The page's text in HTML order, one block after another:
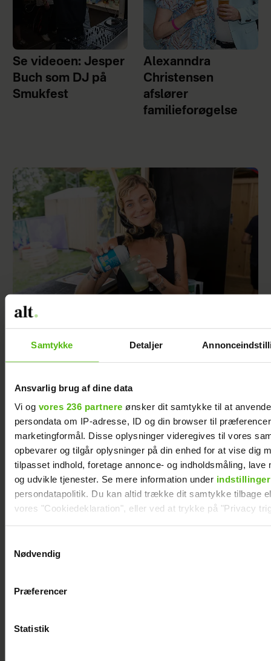
Samtykke Detaljer
Ansvarlig brug af dine data
Vi og vores 236 partnere ønsker dit samtykke til at
persondata om IP-adresse, ID og din browser til
marketingformål. Disse oplysninger videregives til vores
opbevarer og tilgår oplysninger på din enhed for at vise dig
tilpasset indhold, foretage annonce- og indholdsmåling, lave
og udvikle tjenester. Se mere information under indstillinger
persondatapolitik. Du kan altid trække dit samtykke tilbage
vores "Cookiedeklaration", eller ved at trykke på "Privacy
Vi anvender egne cookies og cookies fra tredjeparter til at
generere statistik og huske dine præferencer samt til brug
Nødvendig
Præferencer
Statistik
Se videoen: Jesper
Buch som DJ på
Smukfest
Alexanndra
Christensen
afslører
familieforøgelse
Sarah Grünewald om nyt TV 2-program: Vi
Se videoen: Simon Kvamm overrasker med
særlig gæst på scenen